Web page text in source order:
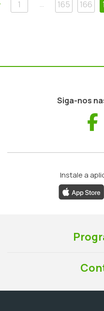
Anterior
1 … 165 166
Siga-nos
Instale a